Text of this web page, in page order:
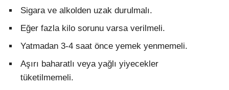
Sigara ve alkolden uzak durulmalı.
Eğer fazla kilo sorunu varsa verilmeli.
Yatmadan 3-4 saat önce yemek yenmemeli.
Aşırı baharatlı veya yağlı yiyecekler
tüketilmemeli.